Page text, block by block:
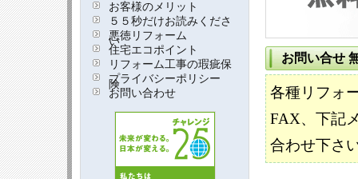
お客様のメリット
５５秒だけお読みくださ
い
悪徳リフォーム
住宅エコポイント
リフォーム工事の瑕疵保
険
プライバシーポリシー
お問い合わせ
お問い合せ
各種リフォ
FAX、下記
合わせ下さ